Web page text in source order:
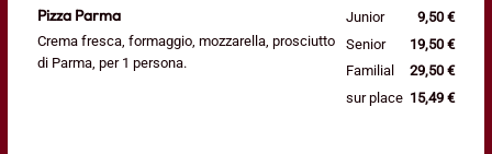
Pizza Parma
Crema fresca, formaggio, mozzarella, prosciutto
di Parma, per 1 persona.
Junior
9,50 €
Senior
19,50 €
Familial
29,50 €
sur place 15,49 €